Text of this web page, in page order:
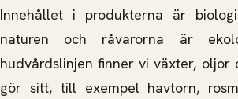
Innehållet i produkterna är
naturen och råvarorna är
hudvårdslinjen finner vi växter, oljor
gör sitt, till exempel havtorn,